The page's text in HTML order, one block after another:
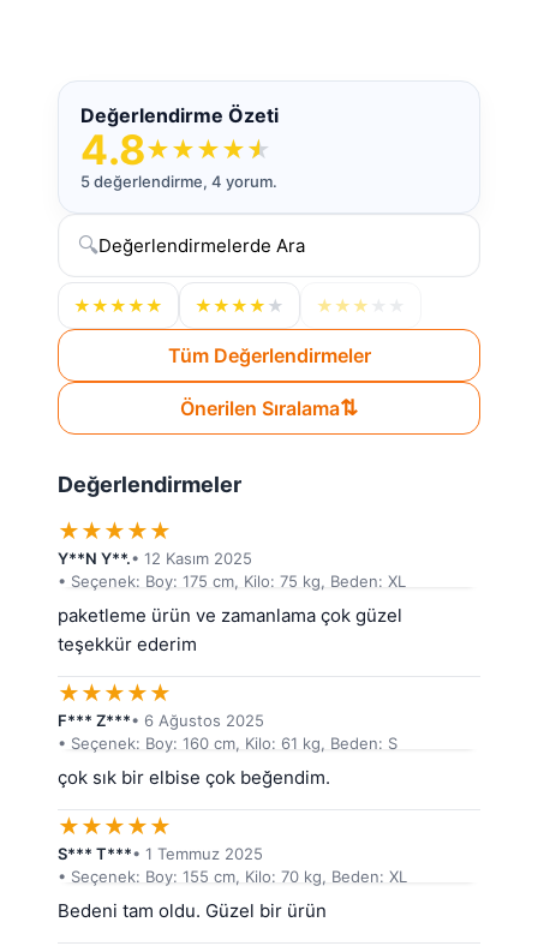
Değerlendirme Özeti
4.8★★★★★
5 değerlendirme, 4 yorum.
🔍
★★★★★ ★★★★ ★ ★ ★ ★
Tüm Değerlendirmeler
Önerilen Sıralama⇅
Değerlendirmeler
★★★★★
Y**N Y**.• 12 Kasım 2025
• Seçenek: Boy: 175 cm, Kilo: 75 kg, Beden: XL
paketleme ürün ve zamanlama çok güzel
teşekkür ederim
★★★★★
F*** Z***• 6 Ağustos 2025
• Seçenek: Boy: 160 cm, Kilo: 61 kg, Beden: S
çok sık bir elbise çok beğendim.
★★★★★
S*** T***• 1 Temmuz 2025
• Seçenek: Boy: 155 cm, Kilo: 70 kg, Beden: XL
Bedeni tam oldu. Güzel bir ürün